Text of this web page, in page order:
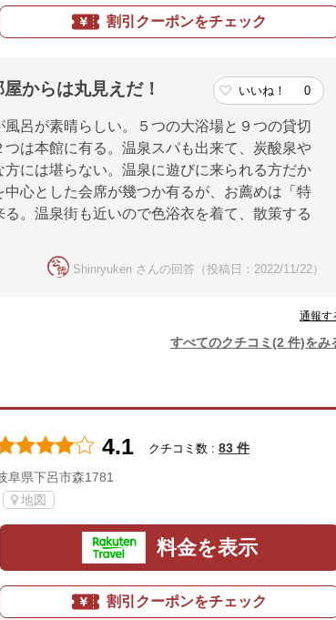
割引クーポンをチェック
からは丸見えだ！ いいね！ 0
呂が素晴らしい。５つの大浴場と９つの貸切
は本館に有る。温泉スパも出来て、炭酸泉や
には堪らない。温泉に遊びに来られる方だか
心とした会席が幾つか有るが、お薦めは「特
。温泉街も近いので色浴衣を着て、散策する
Shinryuken さんの回答（投稿日：2022/11/22）
通報す
すべてのクチコミ(2 件)をみ
4.1 クチコミ数 : 83 件
阜県下呂市森1781
地図
料金を表示
割引クーポンをチェック